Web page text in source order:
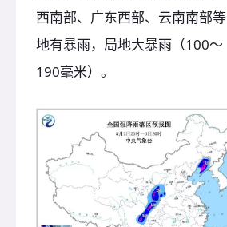
西南部、广东西部、云南南部等
地有暴雨，局地大暴雨（100～
190毫米）。